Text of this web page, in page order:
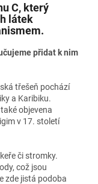
C, který
látek
přidat k nim
třešeň pochází
a Karibiku.
objevena
v 17. století
či stromky.
což jsou
zde jistá podoba